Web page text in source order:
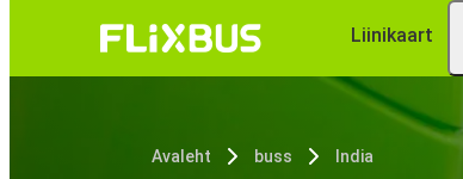
Liinikaart
Avaleht buss India